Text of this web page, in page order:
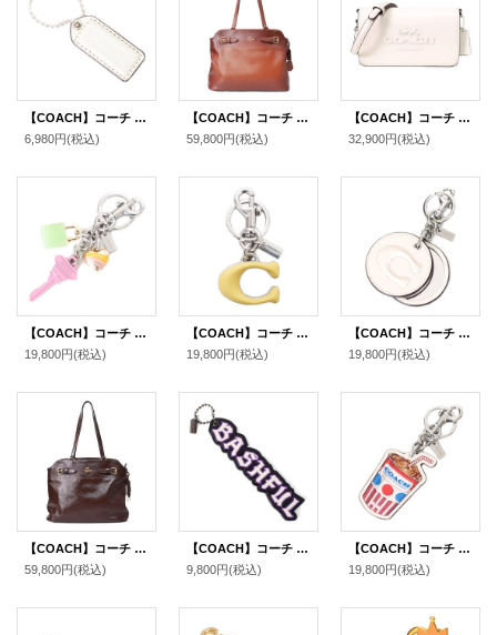
【COACH】コーチ レザー ハングタグ ロゴ チャーム キーホルダー チャーク（日本未発売）
6,980円(税込)
【COACH】コーチ バッグ スムースレザー バーニッシュド イーストン ロゴ キーリング チャーム付き ジップ トート バッグ レッドウッド（日本未発売）
59,800円(税込)
【COACH】コーチ バッグ スムースレザー トニー ロゴ フラップ 2WAY クラッチ クロスボディー 斜めがけ ショルダーバッグ チャーク（日本未発売）
32,900円(税込)
【COACH】コーチ メタル エナメル レジン ハート 鍵 キー 南京錠 チャーム バッグチャーム キーリング キーホルダー マルチ（日本未発売）
19,800円(税込)
【COACH】コーチ キーホルダー メタル レザー シグネチャー C ロゴ ビッグモチーフ バッグチャーム キーリング キーホルダー シルバー×イエロー（日本未発売）
19,800円(税込)
【COACH】コーチ スムースレザー C ロゴ ぷっくり ミラー 鏡 バッグチャーム キーリング キーホルダー チャーク（日本未発売）
19,800円(税込)
【COACH】コーチ バッグ シャイニー スムースレザー クリンクル イーストン ロゴ キーリング チャーム付き ジップ トート バッグ メイプル（日本未発売）
59,800円(税込)
【COACH】コーチ ディズニー コラボ スムースレザー バッシュフル バッグチャーム キーホルダー ブラックマルチ（日本未発売）
9,800円(税込)
【COACH】コーチ キーホルダー ミルクシェイク モチーフ レザー ラメ キラキラ ロゴ キーリング バッグチャーム チャークマルチ（日本未発売）
19,800円(税込)